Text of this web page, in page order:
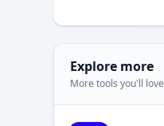
Explore more
More tools you'll love